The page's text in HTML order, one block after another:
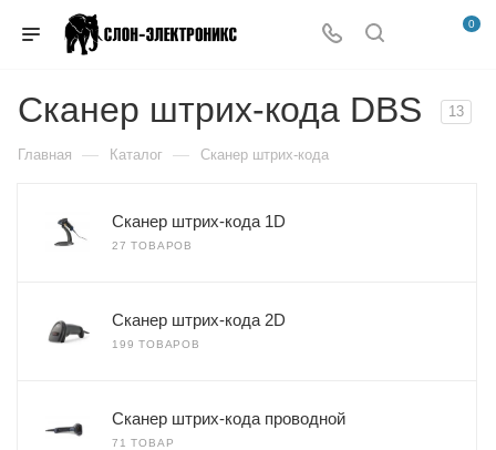
0
Сканер штрих-кода DBS 13
Главная — Каталог — Сканер штрих-кода
Сканер штрих-кода 1D
27 ТОВАРОВ
Сканер штрих-кода 2D
199 ТОВАРОВ
Сканер штрих-кода проводной
71 ТОВАР